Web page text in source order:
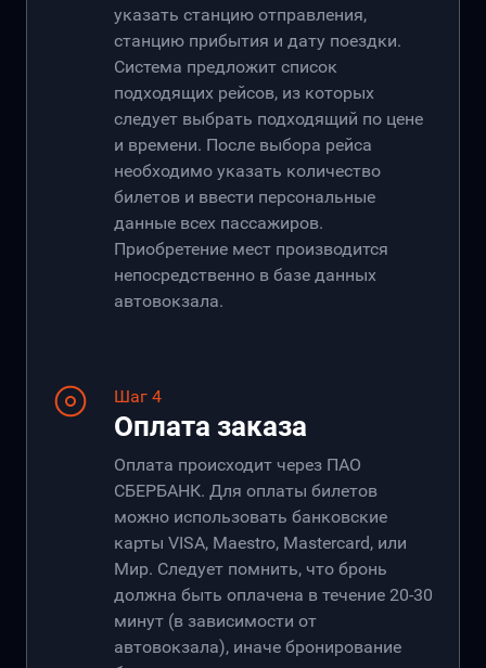
указать станцию отправления,
станцию прибытия и дату поездки.
Система предложит список
подходящих рейсов, из которых
следует выбрать подходящий по цене
и времени. После выбора рейса
необходимо указать количество
билетов и ввести персональные
данные всех пассажиров.
Приобретение мест производится
непосредственно в базе данных
автовокзала.
Шаг 4
Оплата заказа
Оплата происходит через ПАО
СБЕРБАНК. Для оплаты билетов
можно использовать банковские
карты VISA, Maestro, Mastercard, или
Мир. Следует помнить, что бронь
должна быть оплачена в течение 20-30
минут (в зависимости от
автовокзала), иначе бронирование